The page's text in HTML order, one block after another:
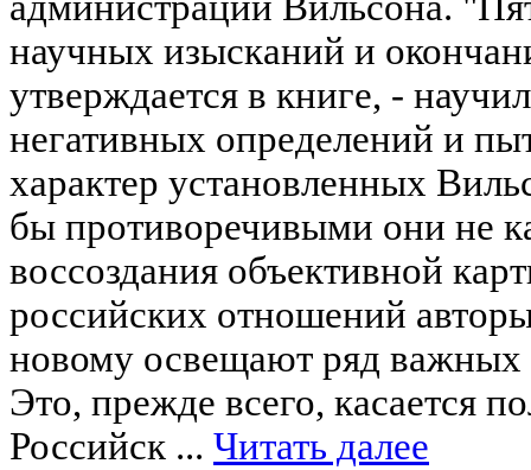
научных изысканий и
утверждается в книге, -
негативных определений и
характер установленных
бы противоречивыми они не
воссоздания объективной
российских отношений
новому освещают ряд важных
Это, прежде всего, касается
Российск ... Читать далее